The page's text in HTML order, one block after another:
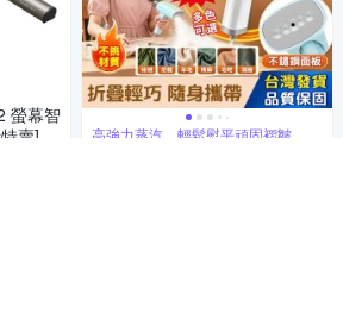
螢幕智
賣]
高強力蒸汽，輕鬆熨平頑固褶皺，手